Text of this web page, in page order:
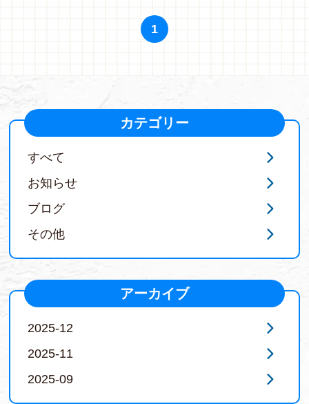
1
カテゴリー
すべて
お知らせ
ブログ
その他
アーカイブ
2025-12
2025-11
2025-09